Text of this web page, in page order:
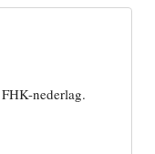
nederlag.